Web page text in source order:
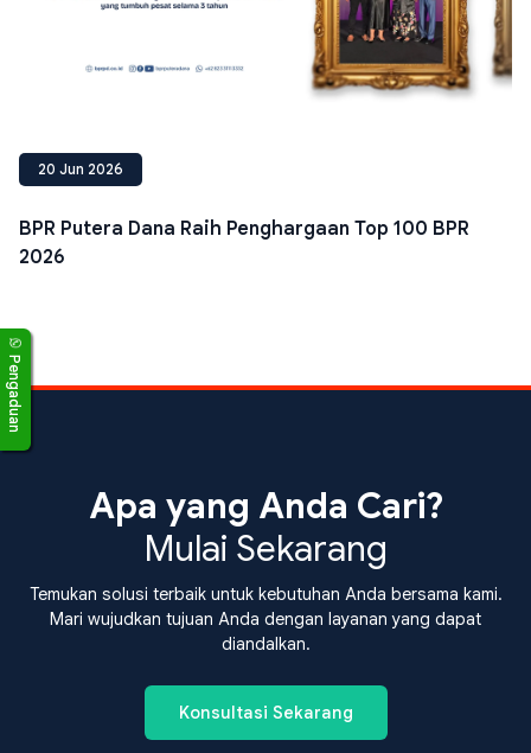
20 Jun 2026
BPR Putera Dana Raih Penghargaan Top 100 BPR
2026
Pengaduan
Apa yang Anda Cari?
Mulai Sekarang
Temukan solusi terbaik untuk kebutuhan Anda bersama kami.
Mari wujudkan tujuan Anda dengan layanan yang dapat
diandalkan.
Konsultasi Sekarang